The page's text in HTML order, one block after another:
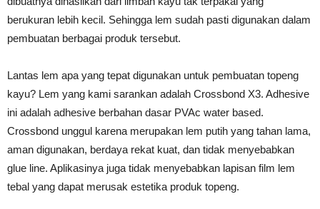
berukuran lebih kecil. Sehingga lem sudah pasti digunakan dalam
pembuatan berbagai produk tersebut.
Lantas lem apa yang tepat digunakan untuk pembuatan topeng
kayu? Lem yang kami sarankan adalah Crossbond X3. Adhesive
ini adalah adhesive berbahan dasar PVAc water based.
Crossbond unggul karena merupakan lem putih yang tahan lama,
aman digunakan, berdaya rekat kuat, dan tidak menyebabkan
glue line. Aplikasinya juga tidak menyebabkan lapisan film lem
tebal yang dapat merusak estetika produk topeng.